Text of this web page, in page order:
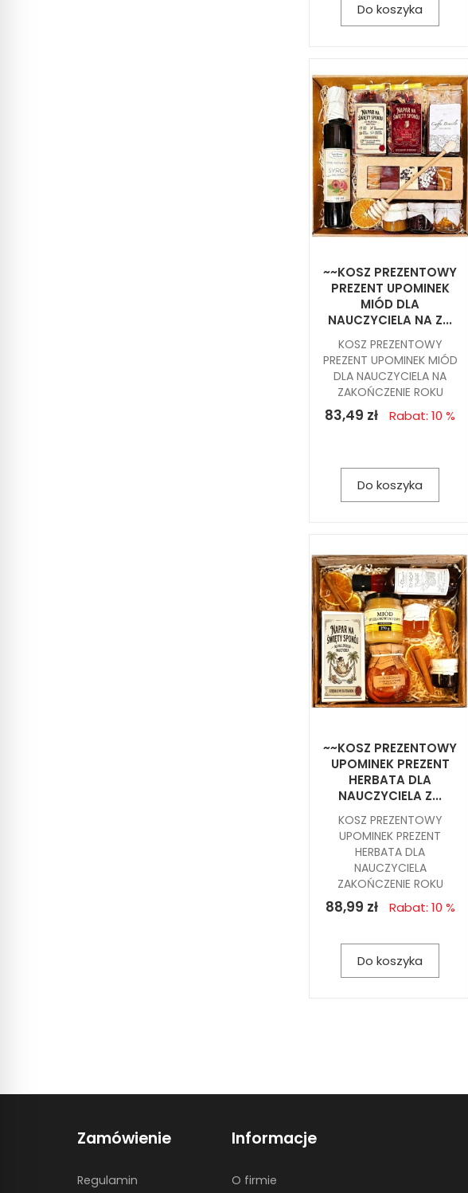
Do koszyka
~~KOSZ PREZENTOWY
PREZENT UPOMINEK
MIÓD DLA
NAUCZYCIELA NA Z...
KOSZ PREZENTOWY
PREZENT UPOMINEK MIÓD
DLA NAUCZYCIELA NA
ZAKOŃCZENIE ROKU
83,49 zł Rabat: 10 %
Do koszyka
~~KOSZ PREZENTOWY
UPOMINEK PREZENT
HERBATA DLA
NAUCZYCIELA Z...
KOSZ PREZENTOWY
UPOMINEK PREZENT
HERBATA DLA
NAUCZYCIELA
ZAKOŃCZENIE ROKU
88,99 zł Rabat: 10 %
Do koszyka
Zamówienie
Regulamin
Informacje
O firmie